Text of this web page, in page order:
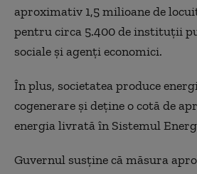
aproximativ 1,5 milioane de
pentru circa 5.400 de instituții
sociale și agenți economici.
În plus, societatea produce
cogenerare și deține o cotă de
energia livrată în Sistemul
Guvernul susține că măsura